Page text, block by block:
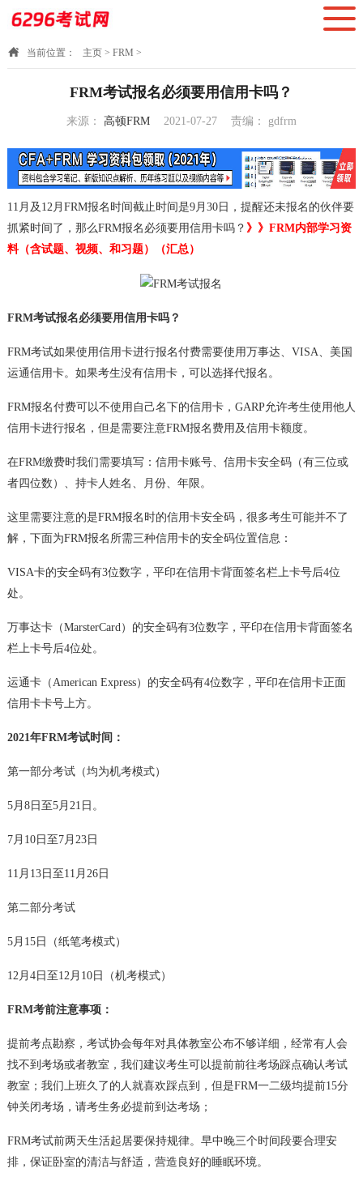
当前位置： 主页> FRM >
FRM考试报名必须要用信用卡吗？
来源： 高顿FRM
2021-07-27
责编： gdfrm
11月及12月FRM报名时间截止时间是9月30日，提醒还未报名的伙伴要
抓紧时间了，那么FRM报名必须要用信用卡吗？ 》》FRM内部学习资
料（含试题、视频、和习题）（汇总）
FRM考试报名必须要用信用卡吗？
FRM考试如果使用信用卡进行报名付费需要使用万事达、VISA、美国
运通信用卡。如果考生没有信用卡，可以选择代报名。
FRM报名付费可以不使用自己名下的信用卡，GARP允许考生使用他人
信用卡进行报名，但是需要注意FRM报名费用及信用卡额度。
在FRM缴费时我们需要填写：信用卡账号、信用卡安全码（有三位或
者四位数）、持卡人姓名、月份、年限。
这里需要注意的是FRM报名时的信用卡安全码，很多考生可能并不了
解，下面为FRM报名所需三种信用卡的安全码位置信息：
VISA卡的安全码有3位数字，平印在信用卡背面签名栏上卡号后4位
处。
万事达卡（MarsterCard）的安全码有3位数字，平印在信用卡背面签名
栏上卡号后4位处。
运通卡（American Express）的安全码有4位数字，平印在信用卡正面
信用卡卡号上方。
2021年FRM考试时间：
第一部分考试（均为机考模式）
5月8日至5月21日。
7月10日至7月23日
11月13日至11月26日
第二部分考试
5月15日（纸笔考模式）
12月4日至12月10日（机考模式）
FRM考前注意事项：
提前考点勘察，考试协会每年对具体教室公布不够详细，经常有人会
找不到考场或者教室，我们建议考生可以提前前往考场踩点确认考试
教室；我们上班久了的人就喜欢踩点到，但是FRM一二级均提前15分
钟关闭考场，请考生务必提前到达考场；
FRM考试前两天生活起居要保持规律。早中晚三个时间段要合理安
排，保证卧室的清洁与舒适，营造良好的睡眠环境。